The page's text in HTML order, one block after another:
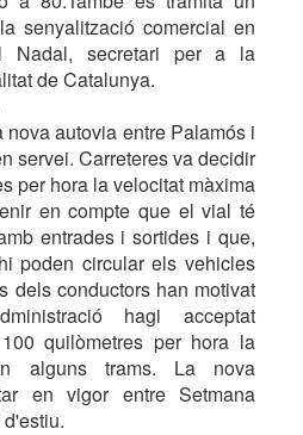
senyalització comercial en
Nadal, secretari per a la
de Catalunya.
autovia entre Palamós i
servei. Carreteres va decidir
per hora la velocitat màxima
en compte que el vial té
entrades i sortides i que,
poden circular els vehicles
dels conductors han motivat
hagi acceptat
quilòmetres per hora la
alguns trams. La nova
en vigor entre Setmana